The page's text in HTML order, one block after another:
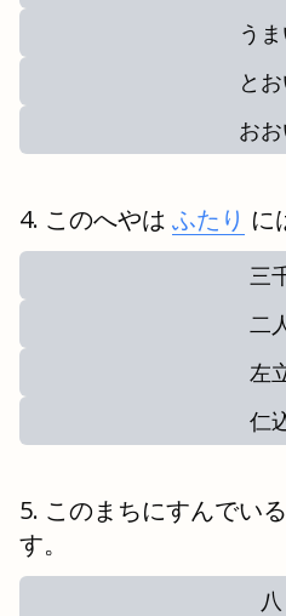
う
と
お
このへやは ふたり に
三
二
左
仁
このまちにすんでいる
す。
八